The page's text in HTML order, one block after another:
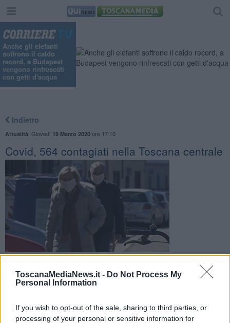
ToscanaMediaNews.it - Do Not Process My
Personal Information
If you wish to opt-out of the sale, sharing to third parties, or
processing of your personal or sensitive information for
Anche gli elefanti
soffrono il caldo
record, a Budapest
vengono rinfrescati
con getti d'acqua
Indietro
Attualità Giovedì 19 Marzo 2020ore 17:10
Covid, 564 contagiati nella Toscana centrale
l'Empolese. Nove i decessi complessivi registrati dalla Asl
Toscana centro